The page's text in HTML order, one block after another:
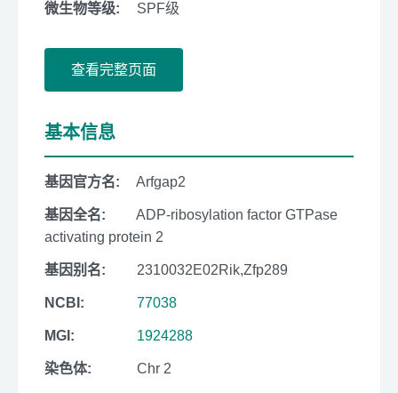
微生物等级: SPF级
查看完整页面
基本信息
基因官方名: Arfgap2
基因全名:
ADP-ribosylation factor GTPase
activating protein 2
基因别名: 2310032E02Rik,Zfp289
NCBI: 77038
MGI: 1924288
染色体: Chr 2